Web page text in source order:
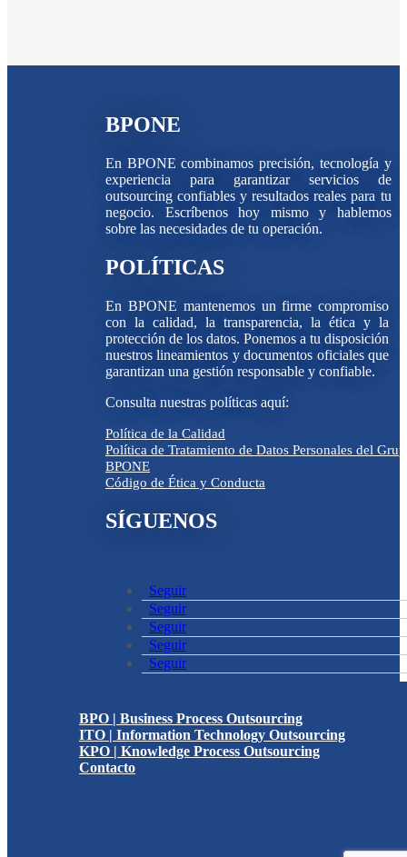
BPONE
En BPONE combinamos precisión, tecnología y
experiencia para garantizar servicios de
outsourcing confiables y resultados reales para tu
negocio. Escríbenos hoy mismo y hablemos
sobre las necesidades de tu operación.
POLÍTICAS
En BPONE mantenemos un firme compromiso
con la calidad, la transparencia, la ética y la
protección de los datos. Ponemos a tu disposición
nuestros lineamientos y documentos oficiales que
garantizan una gestión responsable y confiable.
Consulta nuestras políticas aquí:
Política de la Calidad
Política de Tratamiento de Datos Personales del
BPONE
Código de Ética y Conducta
SÍGUENOS
Seguir
Seguir
Seguir
Seguir
Seguir
BPO | Business Process Outsourcing
ITO | Information Technology Outsourcing
KPO | Knowledge Process Outsourcing
Contacto